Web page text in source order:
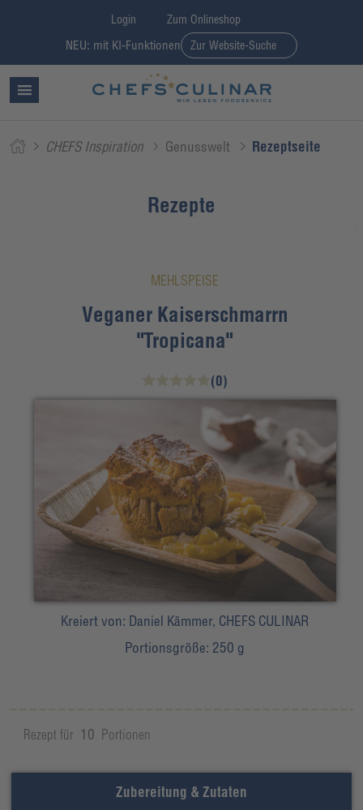
Login Zum Onlineshop
NEU: mit KI-Funktionen Zur Website-Suche
CHEFS Inspiration Genusswelt Rezeptseite
Rezepte
MEHLSPEISE
Veganer Kaiserschmarrn
"Tropicana"
(0)
Kreiert von: Daniel Kämmer, CHEFS CULINAR
Portionsgröße: 250 g
Rezept für 10 Portionen
Zubereitung & Zutaten